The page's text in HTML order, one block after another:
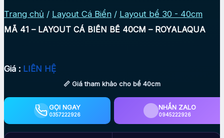
Trang chủ / Layout Cá Biển / Layout bể 30 - 40cm
MÃ 41 – LAYOUT CÁ BIỂN BỂ 40CM – ROYALAQUA
Giá : LIÊN HỆ
📏 Giá tham khảo cho bể 40cm
GỌI NGAY
0357222926
NHẮN ZALO
0945222926